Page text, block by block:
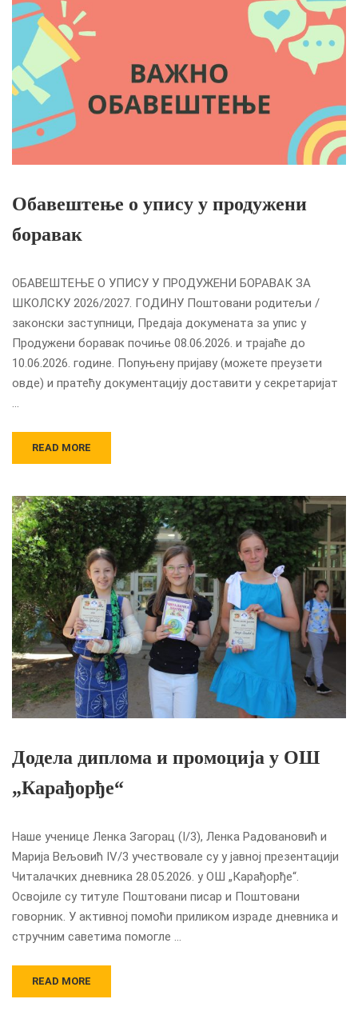
Обавештење о упису у продужени
боравак
ОБАВЕШТЕЊЕ О УПИСУ У ПРОДУЖЕНИ БОРАВАК ЗА
ШКОЛСКУ 2026/2027. ГОДИНУ Поштовани родитељи /
законски заступници, Предаја докумената за упис у
Продужени боравак почиње 08.06.2026. и трајаће до
10.06.2026. године. Попуњену пријаву (можете преузети
овде) и пратећу документацију доставити у секретаријат
…
READ MORE
Додела диплома и промоција у ОШ
„Карађорђе“
Наше ученице Ленка Загорац (I/3), Ленка Радовановић и
Марија Вељовић IV/3 учествовале су у јавној презентацији
Читалачких дневника 28.05.2026. у ОШ „Карађорђе“.
Освојиле су титуле Поштовани писар и Поштовани
говорник. У активној помоћи приликом израде дневника и
стручним саветима помогле …
READ MORE